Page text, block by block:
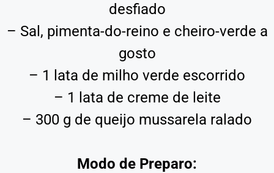
desfiado
– Sal, pimenta-do-reino e cheiro-verde a
gosto
– 1 lata de milho verde escorrido
– 1 lata de creme de leite
– 300 g de queijo mussarela ralado
Modo de Preparo: